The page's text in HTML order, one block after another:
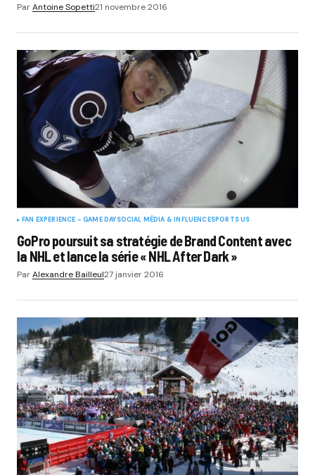
ParAntoine Sopetti21 novembre 2016
FAN EXPERIENCE - GAME DAYSOCIAL MÉDIA & INFLUENCESPORTS US
GoPro poursuit sa stratégie de Brand Content avec
la NHL et lance la série « NHL After Dark »
ParAlexandre Bailleul27 janvier 2016